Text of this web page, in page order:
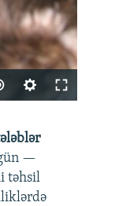
360p
480p
720p
—
təhsil